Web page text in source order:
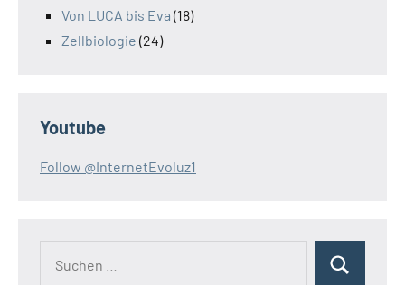
Von LUCA bis Eva (18)
Zellbiologie (24)
Youtube
Follow @InternetEvoluz1
Suchen